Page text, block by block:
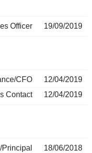
Officer 19/09/2019
CFO
12/04/2019
Contact
12/04/2019
18/06/2018